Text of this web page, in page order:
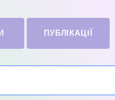
ПУБЛІКАЦІЇ